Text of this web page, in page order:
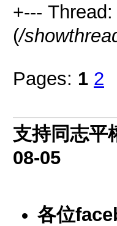
+---
(/
Pages: 1 2
支持同志
08-05
各位